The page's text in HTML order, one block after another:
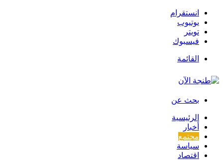
انستقرام
يوتيوب
تويتر
فيسبوك
القائمة
بحث عن
الرئيسية
أخبار
مجتمع
سياسة
اقتصاد